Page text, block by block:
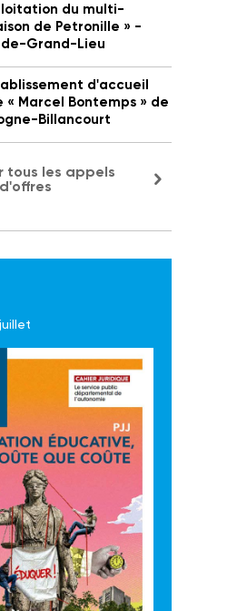
du multi-
de Petronille » -
Grand-Lieu
d'accueil
Marcel Bontemps » de
Billancourt
tous les appels
d'offres